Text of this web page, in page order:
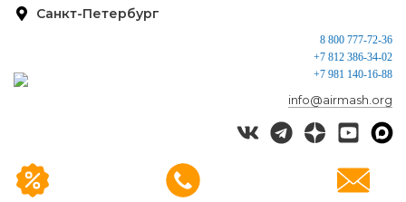
Санкт-Петербург
8 800 777-72-36
+7 812 386-34-02
+7 981 140-16-88
info@airmash.org